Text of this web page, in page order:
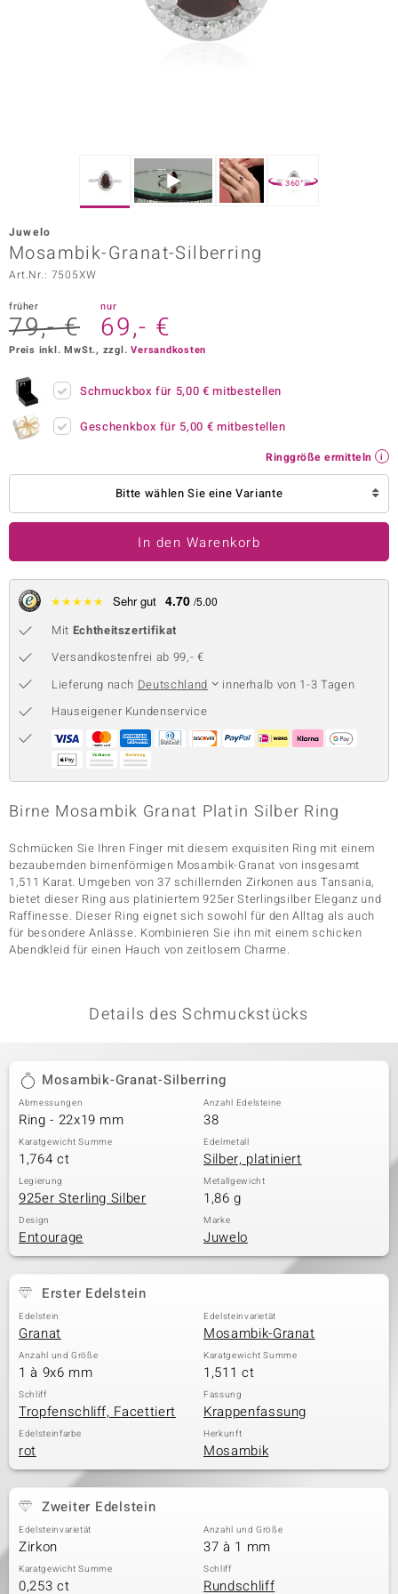
Vogue
Paraíso
Collection
Collection
Classics
360°
Juwelo
Mosambik-Granat-Silberring
Art.Nr.: 7505XW
früher
79,- €
nur
69,- €
Preis inkl. MwSt., zzgl.Versandkosten
Schmuckbox für 5,00 € mitbestellen
Geschenkbox für 5,00 € mitbestellen
Ringgröße ermitteln
Bitte wählen Sie eine Variante
In den Warenkorb
★★★★★ Sehr gut 4.70 /5.00
Mit Echtheitszertifikat
Versandkostenfrei ab 99,- €
Lieferung nach Deutschland
innerhalb von 1-3 Tagen
Hauseigener Kundenservice
Birne Mosambik Granat Platin Silber Ring
Schmücken Sie Ihren Finger mit diesem exquisiten Ring mit einem
bezaubernden birnenförmigen Mosambik-Granat von insgesamt
1,511 Karat. Umgeben von 37 schillernden Zirkonen aus Tansania,
bietet dieser Ring aus platiniertem 925er Sterlingsilber Eleganz und
Raffinesse. Dieser Ring eignet sich sowohl für den Alltag als auch
für besondere Anlässe. Kombinieren Sie ihn mit einem schicken
Abendkleid für einen Hauch von zeitlosem Charme.
Details des Schmuckstücks
Mosambik-Granat-Silberring
Abmessungen
Ring - 22x19 mm
Anzahl Edelsteine
38
Karatgewicht Summe
1,764 ct
Edelmetall
Silber, platiniert
Legierung
925er Sterling Silber
Metallgewicht
1,86 g
Design
Entourage
Marke
Juwelo
Erster Edelstein
Edelstein
Granat
Edelsteinvarietät
Mosambik-Granat
Anzahl und Größe
1 à 9x6 mm
Karatgewicht Summe
1,511 ct
Schliff
Tropfenschliff, Facettiert
Fassung
Krappenfassung
Edelsteinfarbe
rot
Herkunft
Mosambik
Zweiter Edelstein
Edelsteinvarietät
Zirkon
Anzahl und Größe
37 à 1 mm
Karatgewicht Summe
0,253 ct
Schliff
Rundschliff